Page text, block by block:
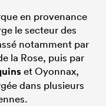
en provenance
le secteur des
notamment par
la Rose, puis par
et Oyonnax,
dans plusieurs